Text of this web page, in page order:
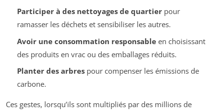
Participer à des nettoyages de quartierpour
ramasser les déchets et sensibiliser les autres.
Avoir une consommation responsableen choisissant
des produits en vrac ou des emballages réduits.
Planter des arbrespour compenser les émissions de
carbone.
Ces gestes, lorsqu’ils sont multipliés par des millions de